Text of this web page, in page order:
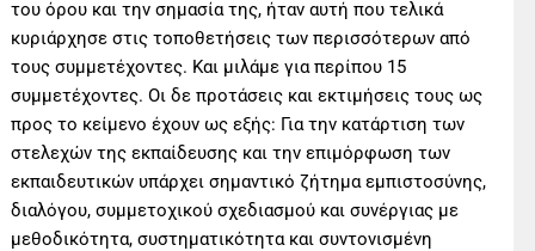
του όρου και την σημασία της, ήταν αυτή που τελικά
κυριάρχησε στις τοποθετήσεις των περισσότερων από
τους συμμετέχοντες. Και μιλάμε για περίπου 15
συμμετέχοντες. Οι δε προτάσεις και εκτιμήσεις τους ως
προς το κείμενο έχουν ως εξής: Για την κατάρτιση των
στελεχών της εκπαίδευσης και την επιμόρφωση των
εκπαιδευτικών υπάρχει σημαντικό ζήτημα εμπιστοσύνης,
διαλόγου, συμμετοχικού σχεδιασμού και συνέργιας με
μεθοδικότητα, συστηματικότητα και συντονισμένη